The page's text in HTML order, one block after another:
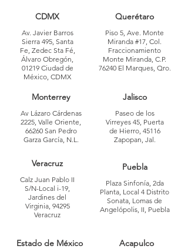
CDMX
Av. Javier Barros
Sierra 495, Santa
Fe, Zedec Sta Fé,
Álvaro Obregón,
01219 Ciudad de
México, CDMX
Monterrey
Av Lázaro Cárdenas
2225, Valle Oriente,
66260 San Pedro
Garza García, N.L.
Veracruz
Calz Juan Pablo II
S/N-Local i-19,
Jardines del
Virginia, 94295
Veracruz
Estado de México
Querétaro
Piso 5, Ave. Monte
Miranda #17, Col.
Fraccionamiento
Monte Miranda, C.P.
76240 El Marques, Qro.
Jalisco
Paseo de los
Virreyes 45, Puerta
de Hierro, 45116
Zapopan, Jal.
Puebla
Plaza Sinfonía, 2da
Planta, Local 4 Distrito
Sonata, Lomas de
Angelópolis, II, Puebla
Acapulco